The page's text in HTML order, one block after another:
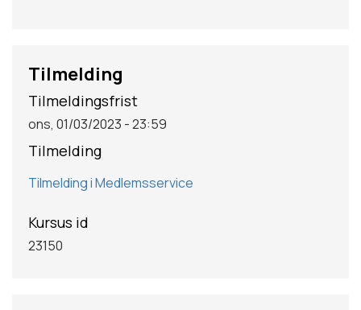
Tilmelding
Tilmeldingsfrist
ons, 01/03/2023 - 23:59
Tilmelding
Tilmelding i Medlemsservice
Kursus id
23150